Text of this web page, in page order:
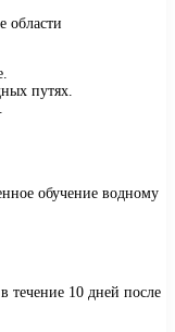
области
путях.
обучение водному
течение 10 дней после